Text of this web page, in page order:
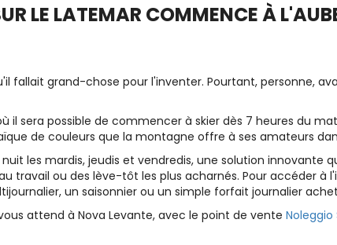
LE LATEMAR COMMENCE À
fallait grand-chose pour l'inventer. Pourtant, personne,
il sera possible de commencer à skier dès 7 heures du
de couleurs que la montagne offre à ses amateurs
les mardis, jeudis et vendredis, une solution
travail ou des lève-tôt les plus acharnés. Pour accéder
un saisonnier ou un simple forfait journalier
attend à Nova Levante, avec le point de vente Noleggio